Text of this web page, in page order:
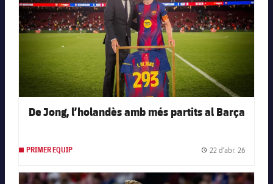
De Jong, l’holandès amb més partits al Barça
PRIMER EQUIP Data de
22 d’abr. 26
FC Barcelona club badge